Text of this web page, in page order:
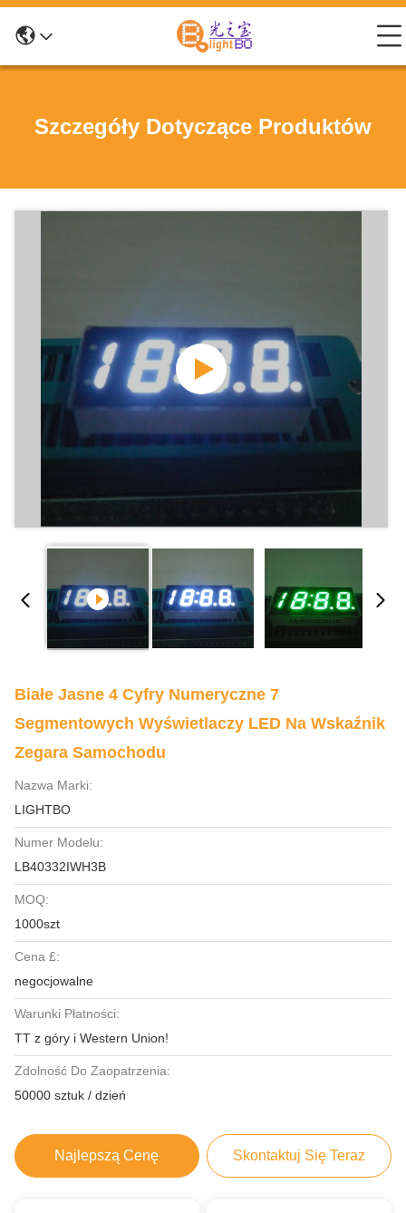
Szczegóły Dotyczące Produktów
Białe Jasne 4 Cyfry Numeryczne 7
Segmentowych Wyświetlaczy LED Na Wskaźnik
Zegara Samochodu
Nazwa Marki:
LIGHTBO
Numer Modelu:
LB40332IWH3B
MOQ:
1000szt
Cena £:
negocjowalne
Warunki Płatności:
TT z góry i Western Union!
Zdolność Do Zaopatrzenia:
50000 sztuk / dzień
Najlepszą Cenę Skontaktuj Się Teraz